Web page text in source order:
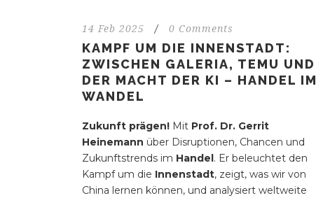
14 Feb 2025 / 0 Comments
KAMPF UM DIE INNENSTADT:
ZWISCHEN GALERIA, TEMU UND
DER MACHT DER KI – HANDEL IM
WANDEL
Zukunft prägen! Mit Prof. Dr. Gerrit
Heinemann über Disruptionen, Chancen und
Zukunftstrends im Handel . Er beleuchtet den
Kampf um die Innenstadt, zeigt, was wir von
China lernen können, und analysiert weltweite